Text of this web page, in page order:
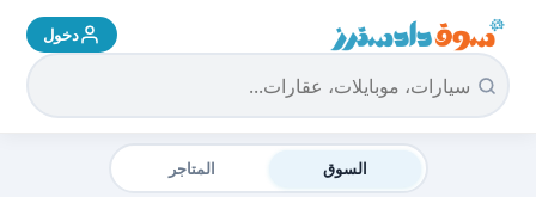
سوق دادسترز الرئيسية دخول
السوق المتاجر